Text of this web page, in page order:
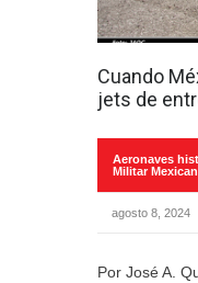
Cuando
jets de
Aeronaves
Militar
agosto 8, 2024
Por José A.